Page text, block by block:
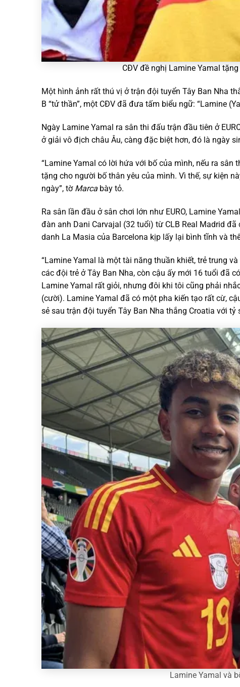
CĐV đề nghị Lamine Yamal
Một hình ảnh rất thú vị ở trận đội tuyển Tây Ban Nha
B “tử thần”, một CĐV đã đưa tấm biểu ngữ: “Lamine
Ngày Lamine Yamal ra sân thi đấu trận đầu tiên ở
ở giải vô địch châu Âu, càng đặc biệt hơn, đó là ngày
“Lamine Yamal có lời hứa với bố của mình, nếu ra sân
tặng cho người bố thân yêu của mình. Vì thế, sự kiện
ngày”, tờ Marcabày tỏ.
Ra sân lần đầu ở sân chơi lớn như EURO, Lamine
đàn anh Dani Carvajal (32 tuổi) từ CLB Real Madrid
danh La Masia của Barcelona kịp lấy lại bình tĩnh và
“Lamine Yamal là một tài năng thuần khiết, trẻ trung
các đội trẻ ở Tây Ban Nha, còn cậu ấy mới 16 tuổi đã
Lamine Yamal rất giỏi, nhưng đôi khi tôi cũng phải
(cười). Lamine Yamal đã có một pha kiến tạo rất cừ,
sẻ sau trận đội tuyển Tây Ban Nha thắng Croatia với tỷ
Lamine Yamal và